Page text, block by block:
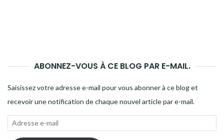
ABONNEZ-VOUS À CE BLOG PAR E-MAIL.
Saisissez votre adresse e-mail pour vous abonner à ce blog et
recevoir une notification de chaque nouvel article par e-mail.
Adresse